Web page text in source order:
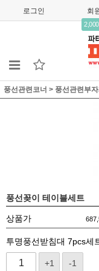
로그인 회
풍선관련코너 > 풍선관련부자
풍선꽂이 테이블세트
상품가
투명풍선받침대 7pcs세
+1 -1